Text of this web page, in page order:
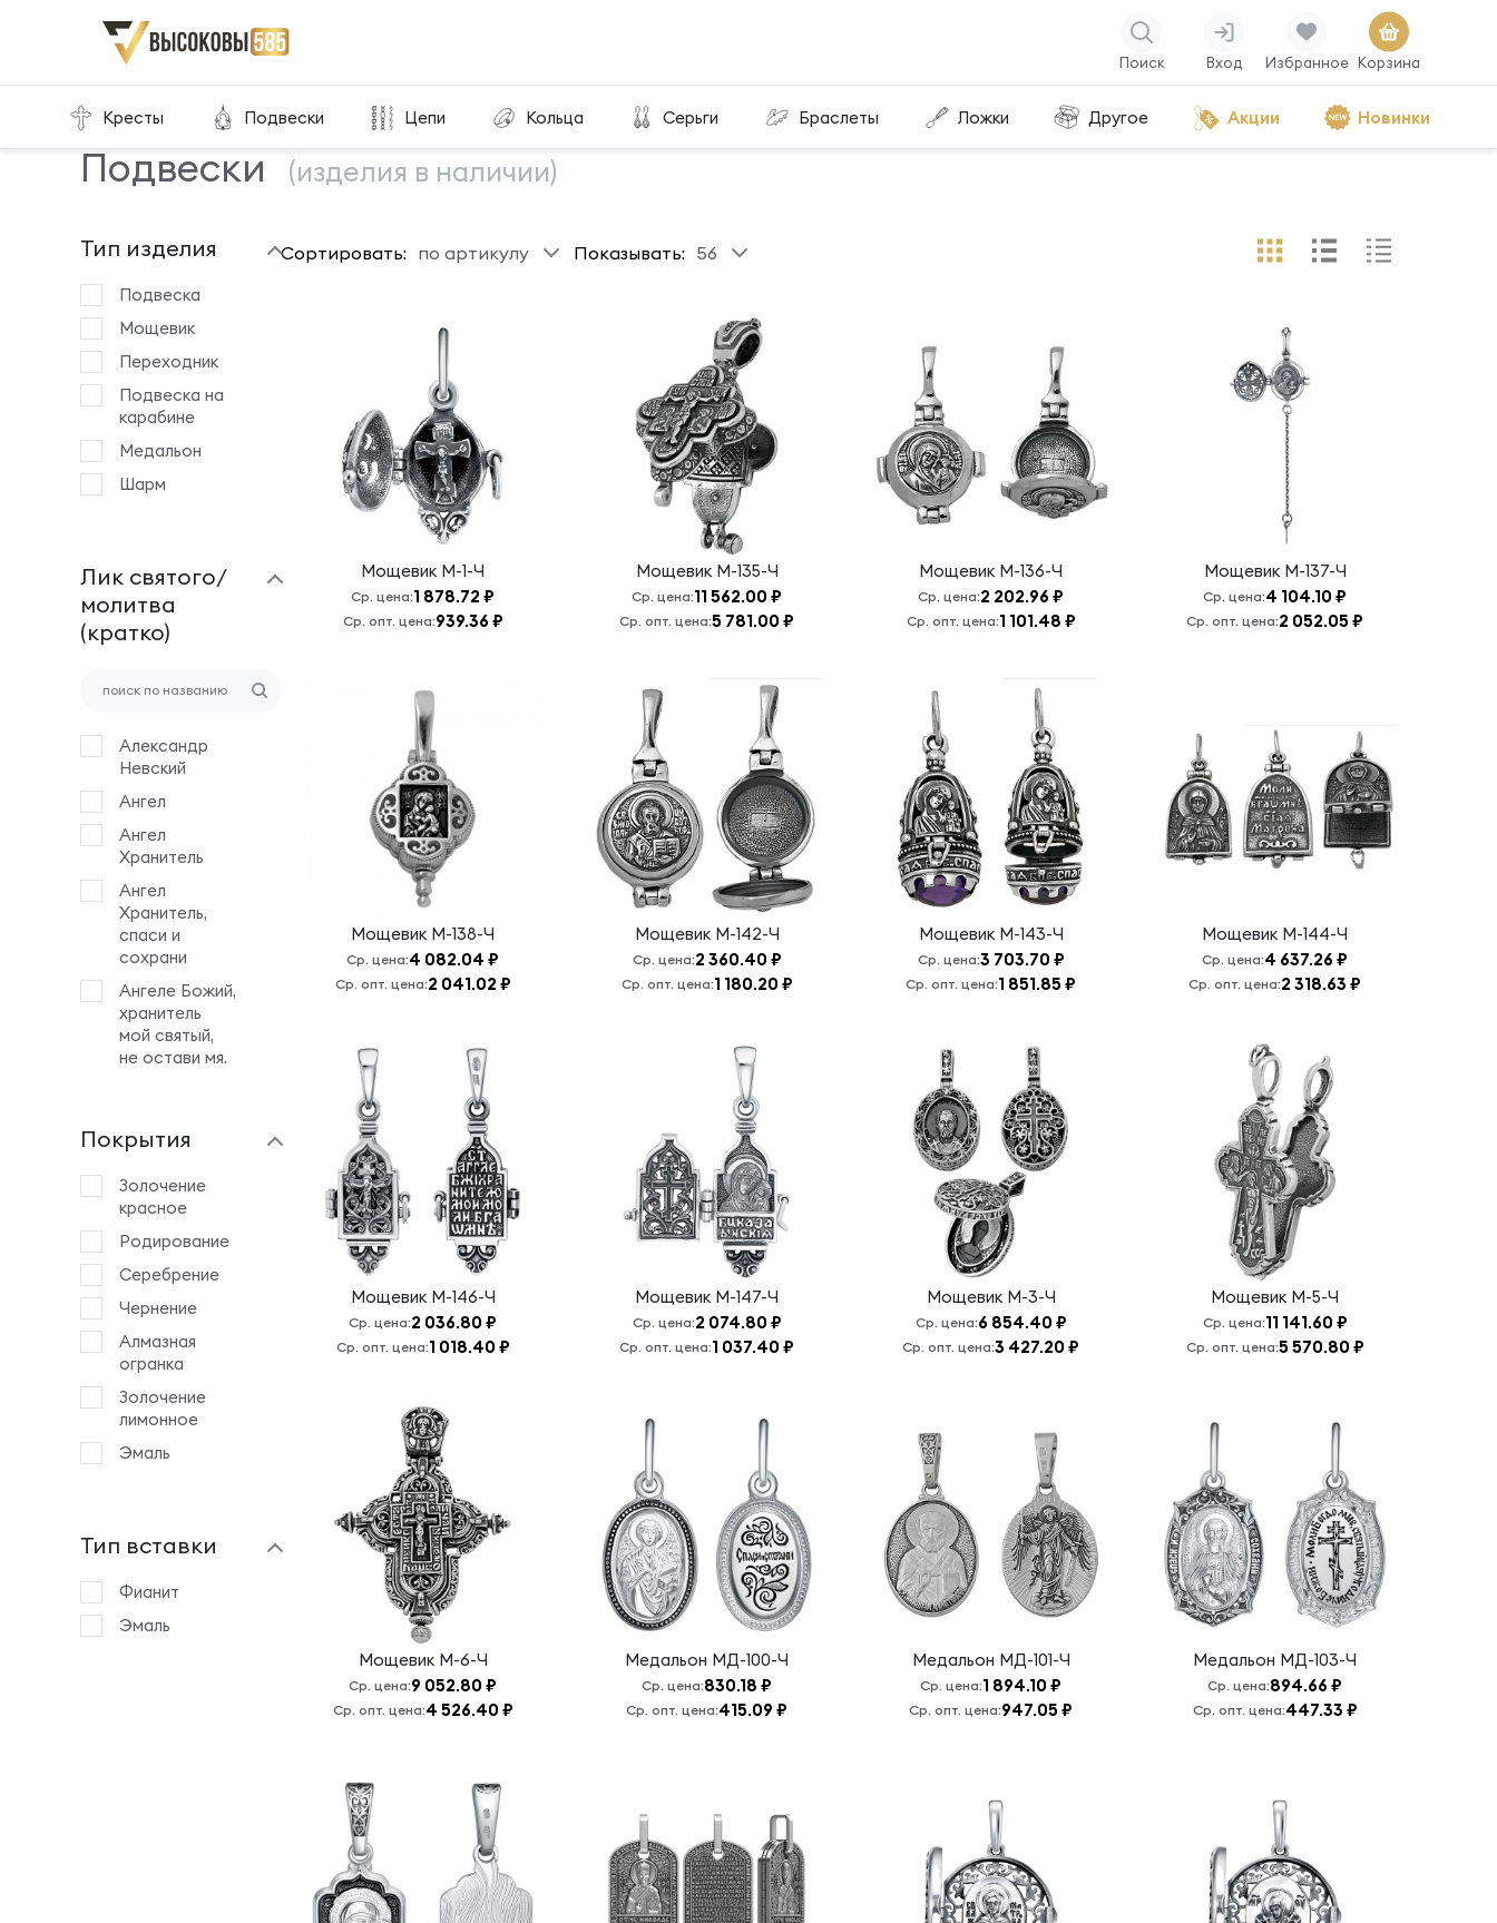
Поиск Вход Избранное Корзина
Кресты Подвески Цепи Кольца Серьги Браслеты Ложки Другое Акции Новинки
Главная Склад готовой продукции
Подвески (изделия в наличии)
Тип изделия
Подвеска
Мощевик
Переходник
Подвеска на
карабине
Медальон
Шарм
Лик святого/
молитва
(кратко)
Александр
Невский
Ангел
Ангел
Хранитель
Ангел
Хранитель,
спаси и
сохрани
Ангеле Божий,
хранитель
мой святый,
не остави мя.
Башмачок
Вера
Надежда
Любовь
София
Владимирская
Б.М.
Всецарица
Б.М.
Георгий
Господи,
сохрани меня
Господь
Покрытия
Золочение
красное
Родирование
Серебрение
Чернение
Алмазная
огранка
Золочение
лимонное
Эмаль
Тип вставки
Фианит
Эмаль
Сортировать: по артикулу Показывать: 56
Мощевик М-1-Ч
Ср. цена:1 878.72 ₽
Ср. опт. цена:939.36 ₽
Мощевик М-135-Ч
Ср. цена:11 562.00 ₽
Ср. опт. цена:5 781.00 ₽
Мощевик М-136-Ч
Ср. цена:2 202.96 ₽
Ср. опт. цена:1 101.48 ₽
Мощевик М-137-Ч
Ср. цена:4 104.10 ₽
Ср. опт. цена:2 052.05 ₽
Мощевик М-138-Ч
Ср. цена:4 082.04 ₽
Ср. опт. цена:2 041.02 ₽
Мощевик М-142-Ч
Ср. цена:2 360.40 ₽
Ср. опт. цена:1 180.20 ₽
Мощевик М-143-Ч
Ср. цена:3 703.70 ₽
Ср. опт. цена:1 851.85 ₽
Мощевик М-144-Ч
Ср. цена:4 637.26 ₽
Ср. опт. цена:2 318.63 ₽
Мощевик М-146-Ч
Ср. цена:2 036.80 ₽
Ср. опт. цена:1 018.40 ₽
Мощевик М-147-Ч
Ср. цена:2 074.80 ₽
Ср. опт. цена:1 037.40 ₽
Мощевик М-3-Ч
Ср. цена:6 854.40 ₽
Ср. опт. цена:3 427.20 ₽
Мощевик М-5-Ч
Ср. цена:11 141.60 ₽
Ср. опт. цена:5 570.80 ₽
Мощевик М-6-Ч
Ср. цена:9 052.80 ₽
Ср. опт. цена:4 526.40 ₽
Медальон МД-100-Ч
Ср. цена:830.18 ₽
Ср. опт. цена:415.09 ₽
Медальон МД-101-Ч
Ср. цена:1 894.10 ₽
Ср. опт. цена:947.05 ₽
Медальон МД-103-Ч
Ср. цена:894.66 ₽
Ср. опт. цена:447.33 ₽